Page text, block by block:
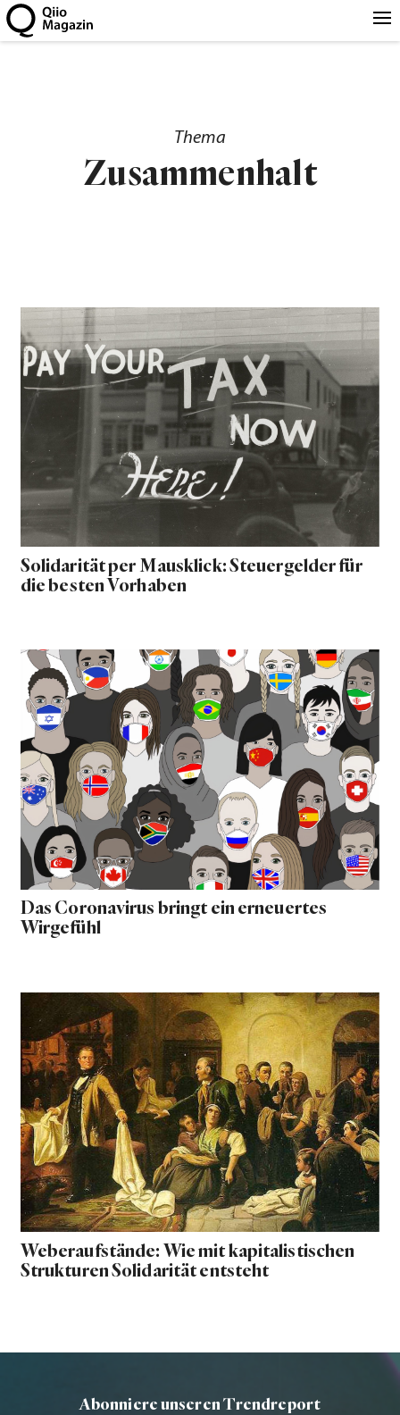
Thema
Zusammenhalt
Solidarität per Mausklick: Steuergelder für
die besten Vorhaben
Das Coronavirus bringt ein erneuertes
Wirgefühl
Weberaufstände: Wie mit kapitalistischen
Strukturen Solidarität entsteht
Abonniere unseren Trendreport